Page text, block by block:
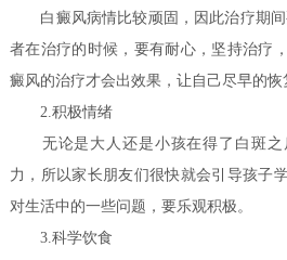
白癜风病情比较顽固，因此治疗期间
者在治疗的时候，要有耐心，坚持治疗
癜风的治疗才会出效果，让自己尽早的恢
2.积极情绪
无论是大人还是小孩在得了白斑之
力，所以家长朋友们很快就会引导孩子
对生活中的一些问题，要乐观积极。
3.科学饮食